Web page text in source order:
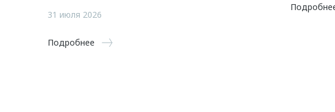
31 июля 2026
Подробнее